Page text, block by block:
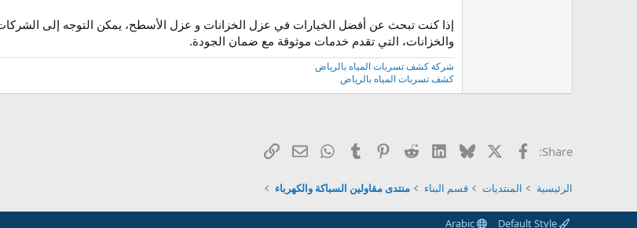
إذا كنت تبحث عن أفضل الخيارات في عزل الخزانات و عزل الأسطح، يمكن التوجه إلى
والخزانات، التي تقدم خدمات موثوقة مع ضمان الجودة.
شركة كشف تسربات المياه بالرياض
كشف تسربات المياه بالرياض
Share: الفيس بوك
X
Bluesky
LinkedIn
Reddit
Pinterest
Tumblr
WhatsAppالبريد الإلكتروني
رابط
الرئيسية المنتديات قسم البناء منتدى مقاولين السباكة والكهرباء
Arabic